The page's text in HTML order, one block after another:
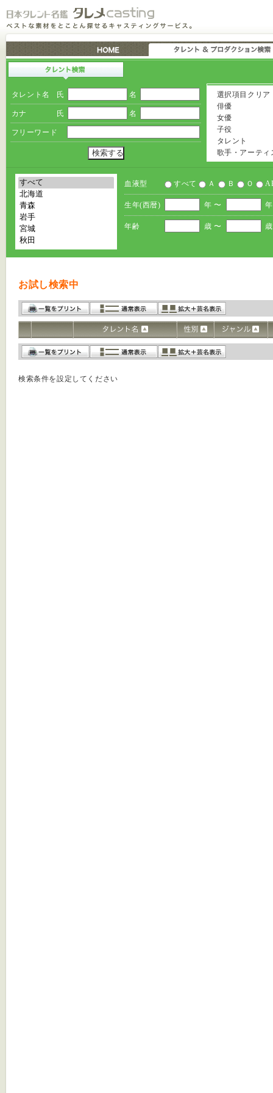
タレント名 氏 名
カナ 氏 名
フリーワード
選択項目クリア
俳優
女優
子役
タレント
歌手・アーティ
血液型 すべて Ａ Ｂ Ｏ
生年(西暦) 年 〜
年齢 歳 〜 歳
お試し検索中
検索条件を設定してください